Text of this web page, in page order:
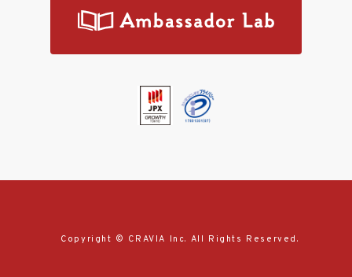
Copyright © CRAVIA Inc. All Rights Reserved.